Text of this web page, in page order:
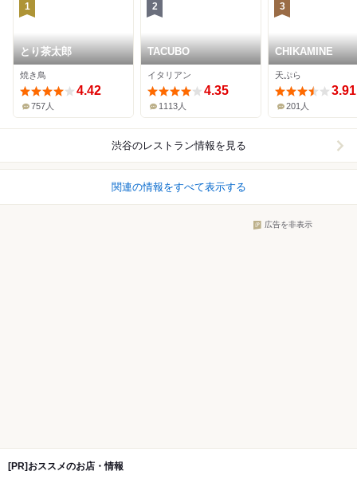
1
とり茶太郎
焼き鳥
4.42
757人
2
TACUBO
イタリアン
4.35
1113人
3
CHIKAMINE
天ぷら
3.91
201人
渋谷のレストラン情報を見る
関連の情報をすべて表示する
広告を非表示
[PR]おススメのお店・情報